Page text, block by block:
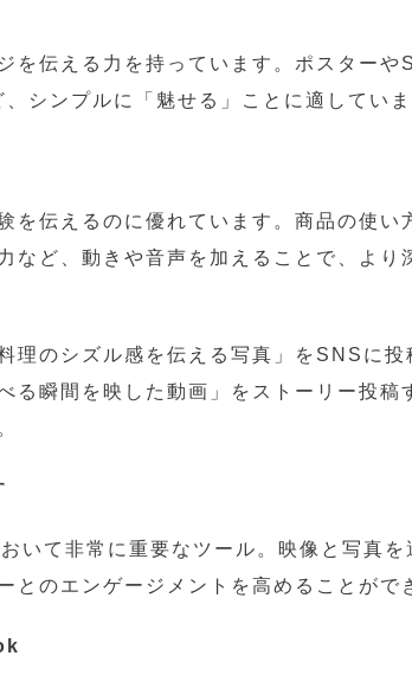
を伝える力を持っています。ポスターや
シンプルに「魅せる」ことに適していま
を伝えるのに優れています。商品の使い
など、動きや音声を加えることで、より
理のシズル感を伝える写真」をSNSに投
る瞬間を映した動画」をストーリー投稿
いて非常に重要なツール。映像と写真を
とのエンゲージメントを高めることがで